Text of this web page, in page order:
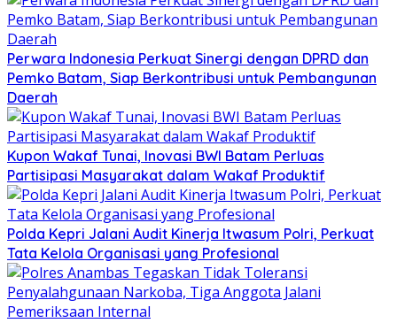
Perwara Indonesia Perkuat Sinergi dengan DPRD dan
Pemko Batam, Siap Berkontribusi untuk Pembangunan
Daerah
Kupon Wakaf Tunai, Inovasi BWI Batam Perluas
Partisipasi Masyarakat dalam Wakaf Produktif
Polda Kepri Jalani Audit Kinerja Itwasum Polri, Perkuat
Tata Kelola Organisasi yang Profesional